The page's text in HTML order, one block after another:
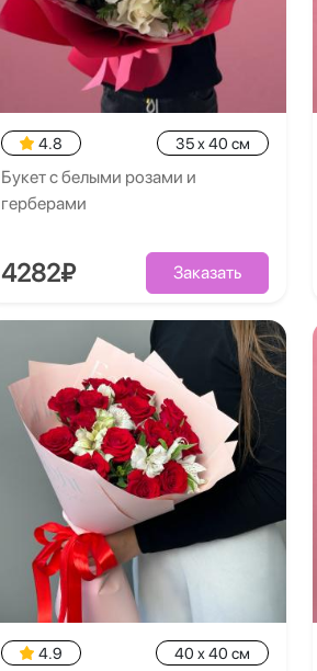
4.8 35 x 40 см
Букет с белыми розами и
герберами
4282₽ Заказать
4.9 40 x 40 см